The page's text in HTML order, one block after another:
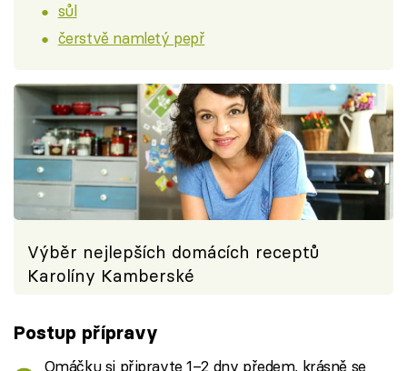
sůl
čerstvě namletý pepř
Výběr nejlepších domácích receptů
Karolíny Kamberské
Postup přípravy
Omáčku si připravte 1–2 dny předem, krásně se